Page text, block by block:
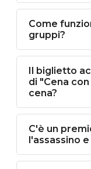
Come
gruppi?
Il biglietto
di "Cena
cena?
C'è un
l'assassino